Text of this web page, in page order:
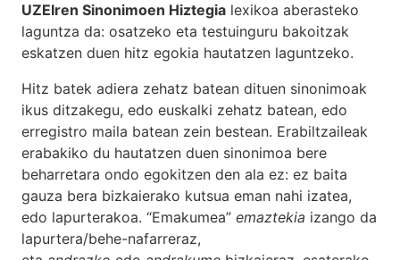
UZEIren Sinonimoen Hiztegia lexikoa aberasteko
laguntza da: osatzeko eta testuinguru bakoitzak
eskatzen duen hitz egokia hautatzen laguntzeko.
Hitz batek adiera zehatz batean dituen sinonimoak
ikus ditzakegu, edo euskalki zehatz batean, edo
erregistro maila batean zein bestean. Erabiltzaileak
erabakiko du hautatzen duen sinonimoa bere
beharretara ondo egokitzen den ala ez: ez baita
gauza bera bizkaierako kutsua eman nahi izatea,
edo lapurterakoa. “Emakumea” emaztekia izango da
lapurtera/behe-nafarreraz,